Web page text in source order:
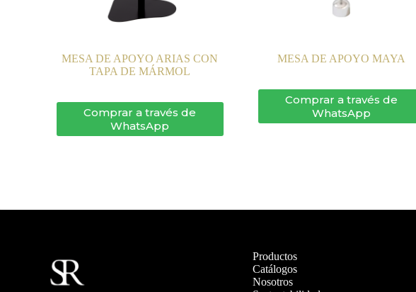
MESA DE APOYO ARIAS CON
TAPA DE MÁRMOL
Comprar a través de
WhatsApp
MESA DE APOYO MAYA
Comprar a través de
WhatsApp
Productos
Catálogos
Nosotros